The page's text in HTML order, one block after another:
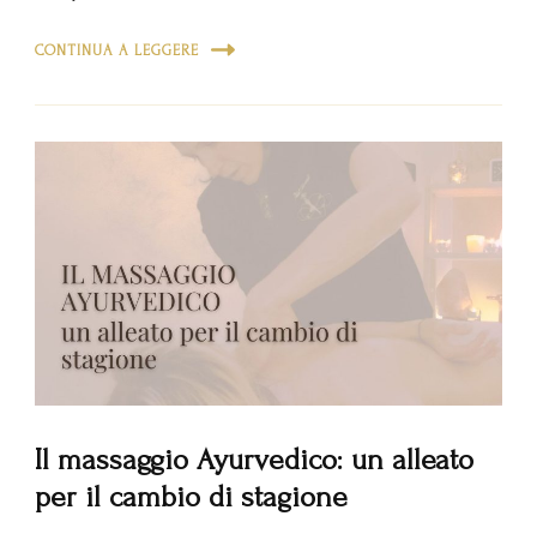
CONTINUA A LEGGERE
Il massaggio Ayurvedico: un alleato
per il cambio di stagione